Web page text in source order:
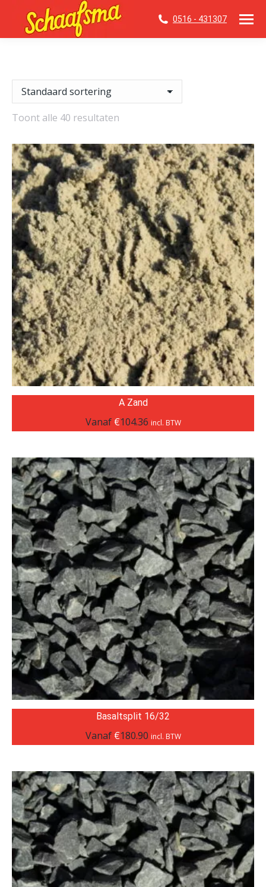
0516 - 431307
Toont alle 40 resultaten
A Zand
Vanaf €104.36 incl. BTW
Basaltsplit 16/32
Vanaf €180.90 incl. BTW